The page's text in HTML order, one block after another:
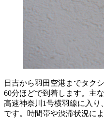
日吉から羽田空港までタク
60分ほどで到着します。主
高速神奈川1号横羽線に入
です。時間帯や渋滞状況に